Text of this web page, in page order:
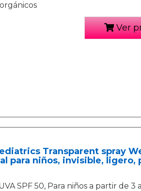
Ver
Transparent spray
para niños, invisible, ligero,
SPF 50, Para niños a partir de 3